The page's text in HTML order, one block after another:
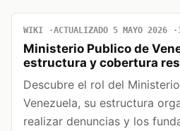
WIKI ACTUALIZADO 5 MAYO 2026
Ministerio Publico de
estructura y cobertura
Descubre el rol del
Venezuela, su estructura
realizar denuncias y los